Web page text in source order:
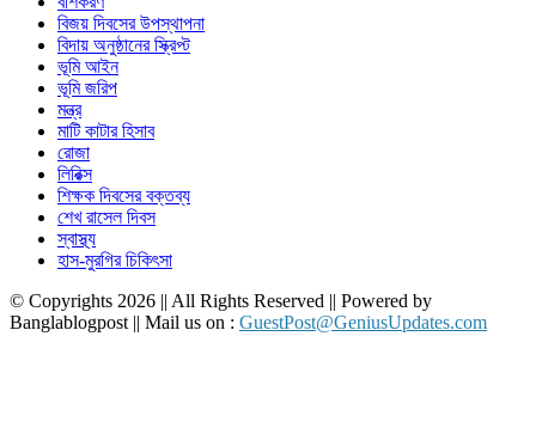
বিজয় দিবসের উপস্থাপনা
বিদায় অনুষ্ঠানের স্ক্রিপ্ট
ভূমি আইন
ভূমি জরিপ
মন্ত্র
মাটি কাটার হিসাব
রোজা
লিরিক্স
শিক্ষক দিবসের বক্তব্য
শেখ রাসেল দিবস
স্বাস্থ্য
হাস-মুরগির চিকিৎসা
© Copyrights 2026 || All Rights Reserved || Powered by
Banglablogpost || Mail us on : GuestPost@GeniusUpdates.com